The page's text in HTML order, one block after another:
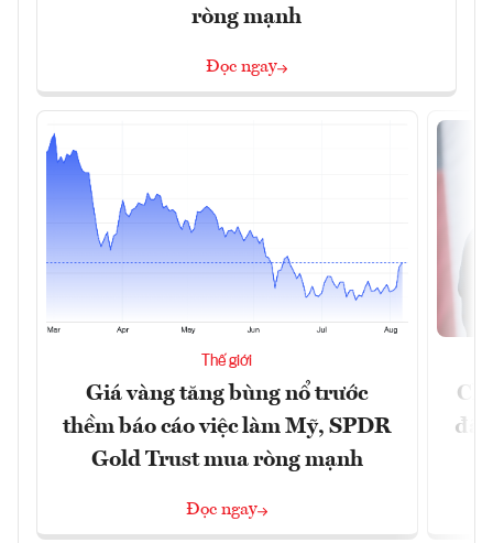
ròng mạnh
Đọc ngay
Thế giới
Giá vàng tăng bùng nổ trước
thềm báo cáo việc làm Mỹ, SPDR
Gold Trust mua ròng mạnh
Đọc ngay
đã